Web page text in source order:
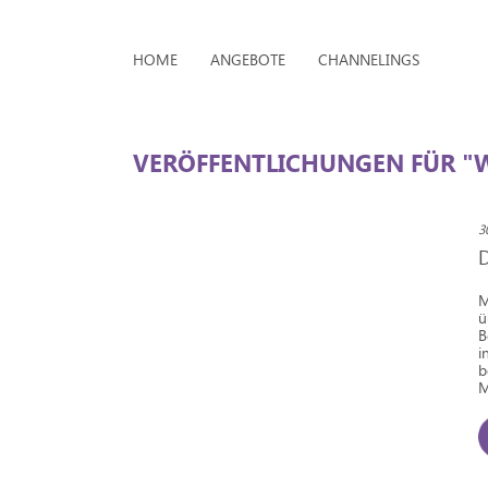
HOME ANGEBOTE CHANNELINGS
VERÖFFENTLICHUNGEN FÜR